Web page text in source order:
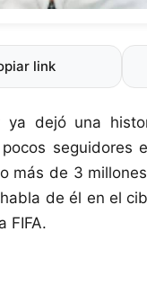
link
ya dejó una
seguidores
más de 3
de él en el
FIFA.